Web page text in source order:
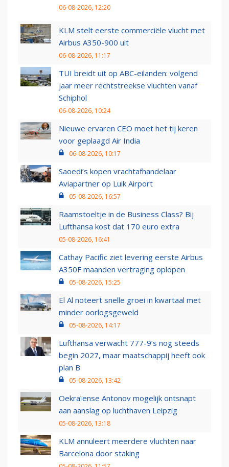
06-08-2026, 12:20
KLM stelt eerste commerciële vlucht met
Airbus A350-900 uit
06-08-2026, 11:17
TUI breidt uit op ABC-eilanden: volgend
jaar meer rechtstreekse vluchten vanaf
Schiphol
06-08-2026, 10:24
Nieuwe ervaren CEO moet het tij keren
voor geplaagd Air India
06-08-2026, 10:17
Saoedi’s kopen vrachtafhandelaar
Aviapartner op Luik Airport
05-08-2026, 16:57
Raamstoeltje in de Business Class? Bij
Lufthansa kost dat 170 euro extra
05-08-2026, 16:41
Cathay Pacific ziet levering eerste Airbus
A350F maanden vertraging oplopen
05-08-2026, 15:25
El Al noteert snelle groei in kwartaal met
minder oorlogsgeweld
05-08-2026, 14:17
Lufthansa verwacht 777-9’s nog steeds
begin 2027, maar maatschappij heeft ook
plan B
05-08-2026, 13:42
Oekraïense Antonov mogelijk ontsnapt
aan aanslag op luchthaven Leipzig
05-08-2026, 13:18
KLM annuleert meerdere vluchten naar
Barcelona door staking